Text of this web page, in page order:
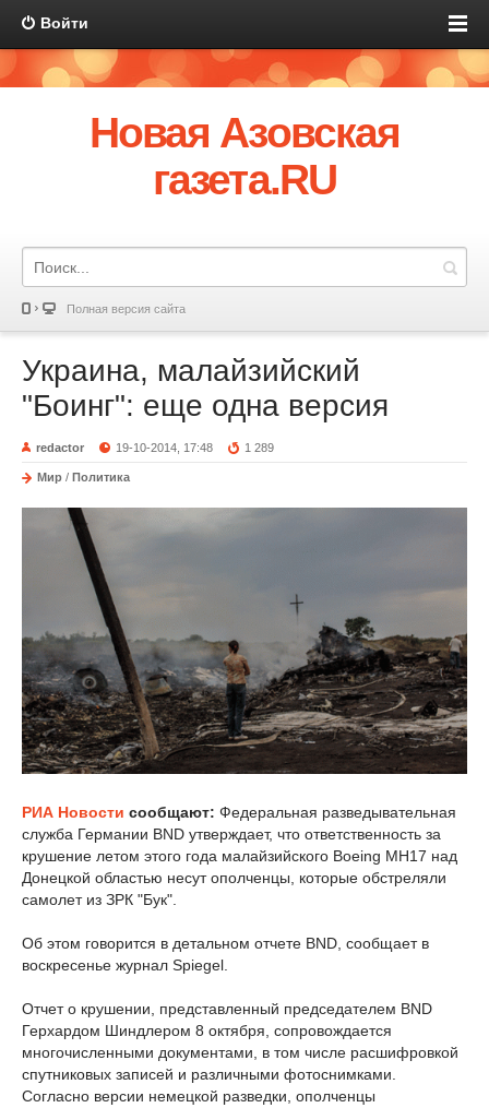
Войти
Новая Азовская
газета.RU
Полная версия сайта
Украина, малайзийский
"Боинг": еще одна версия
redactor 19-10-2014, 17:48 1 289
Мир / Политика
РИА Новости сообщают: Федеральная разведывательная
служба Германии BND утверждает, что ответственность за
крушение летом этого года малайзийского Boeing MH17 над
Донецкой областью несут ополченцы, которые обстреляли
самолет из ЗРК "Бук".
Об этом говорится в детальном отчете BND, сообщает в
воскресенье журнал Spiegel.
Отчет о крушении, представленный председателем BND
Герхардом Шиндлером 8 октября, сопровождается
многочисленными документами, в том числе расшифровкой
спутниковых записей и различными фотоснимками.
Согласно версии немецкой разведки, ополченцы